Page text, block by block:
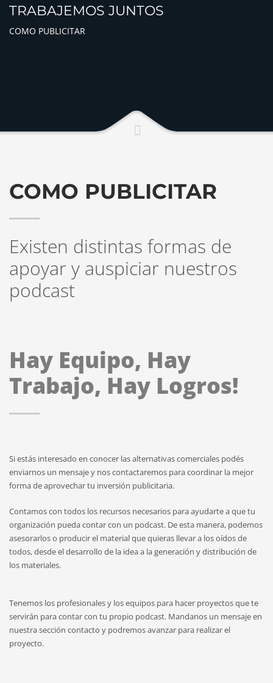
TRABAJEMOS JUNTOS
COMO PUBLICITAR
COMO PUBLICITAR
Existen distintas formas de
apoyar y auspiciar nuestros
podcast
Hay Equipo, Hay
Trabajo, Hay Logros!
Si estás interesado en conocer las alternativas comerciales podés
enviarnos un mensaje y nos contactaremos para coordinar la mejor
forma de aprovechar tu inversión publicitaria.
Contamos con todos los recursos necesarios para ayudarte a que tu
organización pueda contar con un podcast. De esta manera, podemos
asesorarlos o producir el material que quieras llevar a los oídos de
todos, desde el desarrollo de la idea a la generación y distribución de
los materiales.
Tenemos los profesionales y los equipos para hacer proyectos que te
servirán para contar con tu propio podcast. Mandanos un mensaje en
nuestra sección contacto y podremos avanzar para realizar el
proyecto.